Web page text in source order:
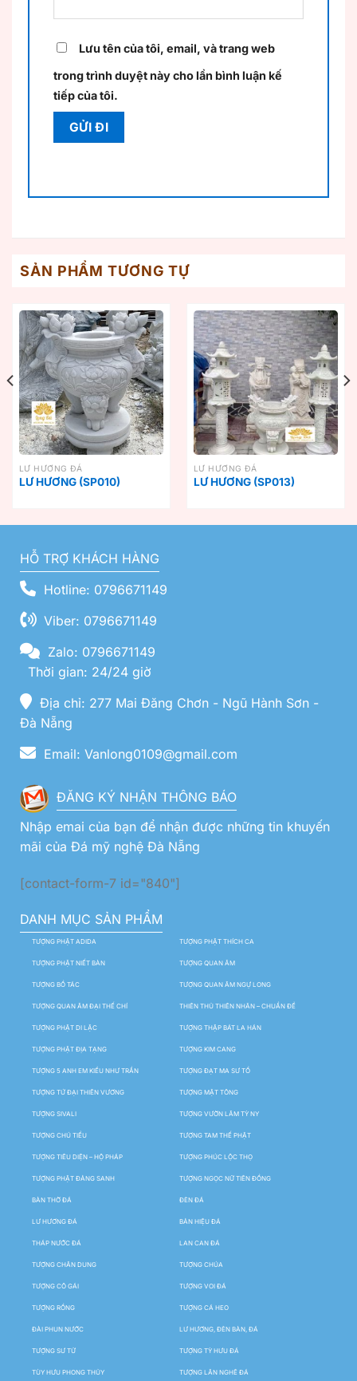
Lưu tên của tôi, email, và trang web
trong trình duyệt này cho lần bình luận kế
tiếp của tôi.
SẢN PHẨM TƯƠNG TỰ
LƯ HƯƠNG ĐÁ
LƯ HƯƠNG (SP010)
LƯ HƯƠNG ĐÁ
LƯ HƯƠNG (SP013)
HỖ TRỢ KHÁCH HÀNG
Hotline: 0796671149
Viber: 0796671149
Zalo: 0796671149
Thời gian: 24/24 giờ
Địa chỉ: 277 Mai Đăng Chơn - Ngũ Hành Sơn -
Đà Nẵng
Email: Vanlong0109@gmail.com
ĐĂNG KÝ NHẬN THÔNG BÁO
Nhập emai của bạn để nhận được những tin khuyến
mãi của Đá mỹ nghệ Đà Nẵng
[contact-form-7 id="840"]
DANH MỤC SẢN PHẨM
TƯỢNG PHẬT ADIDA TƯỢNG PHẬT THÍCH CA
TƯỢNG PHẬT NIẾT BÀN TƯỢNG QUAN ÂM
TƯỢNG BỒ TÁC TƯỢNG QUAN ÂM NGỰ LONG
TƯỢNG QUAN ÂM ĐẠI THẾ CHÍ THIÊN THỦ THIÊN NHÃN – CHUẨN ĐỀ
TƯỢNG PHẬT DI LẶC TƯỢNG THẬP BÁT LA HÁN
TƯỢNG PHẬT ĐỊA TẠNG TƯỢNG KIM CANG
TƯỢNG 5 ANH EM KIỀU NHƯ TRẦN TƯỢNG ĐẠT MA SƯ TỔ
TƯỢNG TỨ ĐẠI THIÊN VƯƠNG TƯỢNG MẬT TÔNG
TƯỢNG SIVALI TƯỢNG VƯỜN LÂM TỲ NY
TƯỢNG CHÚ TIỂU TƯỢNG TAM THẾ PHẬT
TƯỢNG TIÊU DIỆN – HỘ PHÁP TƯỢNG PHÚC LỘC THỌ
TƯỢNG PHẬT ĐẢNG SANH TƯỢNG NGỌC NỮ TIÊN ĐỒNG
BÀN THỜ ĐÁ ĐÈN ĐÁ
LƯ HƯƠNG ĐÁ BẢN HIỆU ĐÁ
THÁP NƯỚC ĐÁ LAN CAN ĐÁ
TƯỢNG CHÂN DUNG TƯỢNG CHÚA
TƯỢNG CÔ GÁI TƯỢNG VOI ĐÁ
TƯỢNG RỒNG TƯỢNG CÁ HEO
ĐÀI PHUN NƯỚC LƯ HƯƠNG, ĐÈN BÀN, ĐÁ
TƯỢNG SƯ TỬ TƯỢNG TỲ HƯU ĐÁ
TÙY HƯU PHONG THỦY TƯỢNG LÂN NGHÊ ĐÁ